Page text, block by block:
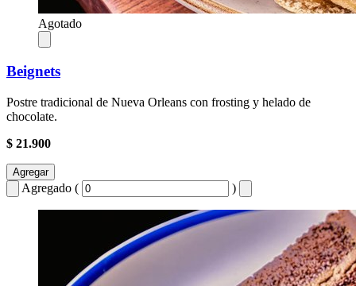
Agotado
Beignets
Postre tradicional de Nueva Orleans con frosting y helado de
chocolate.
$ 21.900
Agregar
Agregado ( )